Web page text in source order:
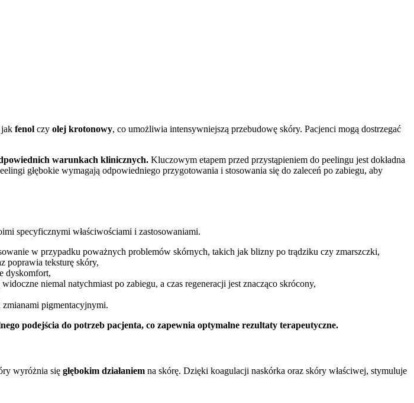
fenol czy olej krotonowy, co umożliwia intensywniejszą przebudowę skóry. Pacjenci mogą dostrzegać
warunkach klinicznych. Kluczowym etapem przed przystąpieniem do peelingu jest dokładna
głębokie wymagają odpowiedniego przygotowania i stosowania się do zaleceń po zabiegu, aby
specyficznymi właściwościami i zastosowaniami.
w przypadku poważnych problemów skórnych, takich jak blizny po trądziku czy zmarszczki,
poprawia teksturę skóry,
dyskomfort,
niemal natychmiast po zabiegu, a czas regeneracji jest znacząco skrócony,
zmianami pigmentacyjnymi.
podejścia do potrzeb pacjenta, co zapewnia optymalne rezultaty terapeutyczne.
wyróżnia się głębokim działaniem na skórę. Dzięki koagulacji naskórka oraz skóry właściwej, stymuluje